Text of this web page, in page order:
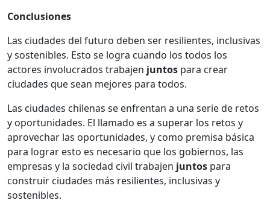
Conclusiones
Las ciudades del futuro deben ser resilientes, inclusivas
y sostenibles. Esto se logra cuando los todos los
actores involucrados trabajen juntos para crear
ciudades que sean mejores para todos.
Las ciudades chilenas se enfrentan a una serie de retos
y oportunidades. El llamado es a superar los retos y
aprovechar las oportunidades, y como premisa básica
para lograr esto es necesario que los gobiernos, las
empresas y la sociedad civil trabajen juntos para
construir ciudades más resilientes, inclusivas y
sostenibles.